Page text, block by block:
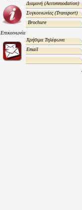
Διαμονή(Accommodation)
Συγκοινωνίες(Transport)
Brochure
Επικοινωνία
Χρήσιμα Τηλέφωνα
Email